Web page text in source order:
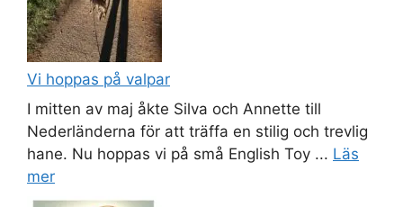
Vi hoppas på valpar
I mitten av maj åkte Silva och Annette till
Nederländerna för att träffa en stilig och trevlig
hane. Nu hoppas vi på små English Toy ... Läs
mer